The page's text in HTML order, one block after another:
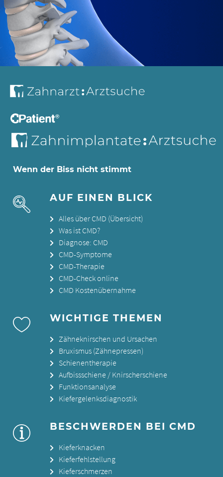
Wenn der Biss nicht stimmt
AUF EINEN BLICK
Alles über CMD (Übersicht)
Was ist CMD?
Diagnose: CMD
CMD-Symptome
CMD-Therapie
CMD-Check online
CMD Kostenübernahme
WICHTIGE THEMEN
Zähneknirschen und Ursachen
Bruxismus (Zähnepressen)
Schienentherapie
Aufbissschiene / Knirscherschiene
Funktionsanalyse
Kiefergelenksdiagnostik
BESCHWERDEN BEI CMD
Kieferknacken
Kieferfehlstellung
Kieferschmerzen